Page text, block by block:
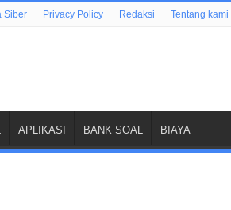
Siber Privacy Policy Redaksi Tentang kami
APLIKASI BANK SOAL BIAYA